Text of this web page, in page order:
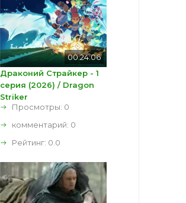
00:24:06
Драконий Страйкер - 1
серия (2026) / Dragon
Striker
Просмотры: 0
комментарий: 0
Рейтинг: 0.0